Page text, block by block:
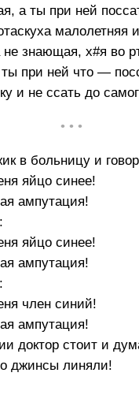
а ты при ней
малолетняя
не знающая, х#я во
при ней что —
и не ссать до
• • •
в больницу и
яйцо синее!
ампутация!
яйцо синее!
ампутация!
член синий!
ампутация!
доктор стоит и
джинсы линяли!